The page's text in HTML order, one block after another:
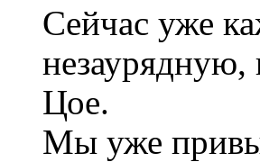
Сейчас уже
Цое.
Мы уже